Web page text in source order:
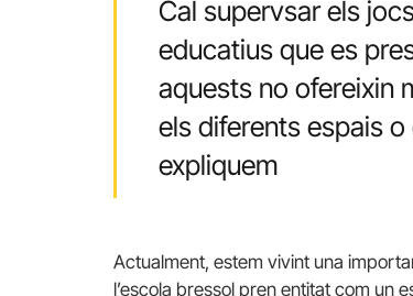
Cal supervsar els
educatius que es
aquests no ofereixin
els diferents espais
expliquem
Actualment, estem vivint una
l’escola bressol pren entitat com un